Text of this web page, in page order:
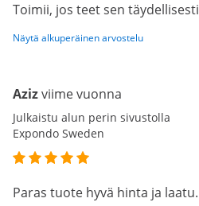
Toimii, jos teet sen täydellisesti
Näytä alkuperäinen arvostelu
Azizviime vuonna
Julkaistu alun perin sivustolla
Expondo Sweden
Paras tuote hyvä hinta ja laatu.